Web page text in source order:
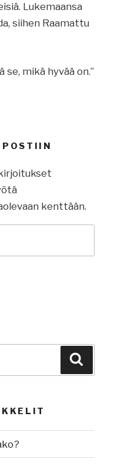
Lukemaansa
siihen Raamattu
se, mikä hyvää on.”
kenttään.